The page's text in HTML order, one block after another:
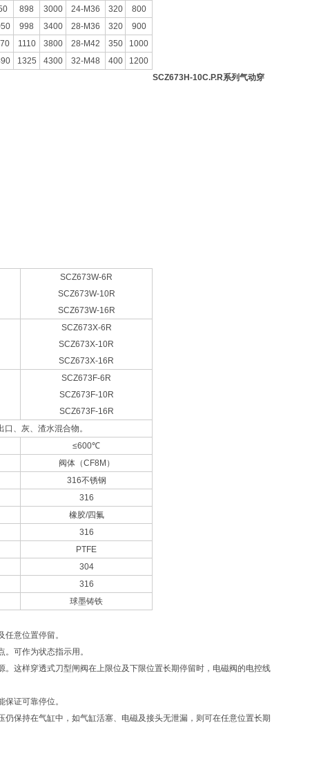
898 3000 24-M36 320
800
998 3400 28-M36 320
900
1110 3800 28-M42 350
1000
1325 4300 32-M48 400
1200
SCZ673H-10C.P.R系列气动穿
SCZ673W-6R
SCZ673W-10R
SCZ673W-16R
SCZ673X-6R
SCZ673X-10R
SCZ673X-16R
SCZ673F-6R
SCZ673F-10R
SCZ673F-16R
、灰、渣水混合物。
≤600℃
阀体（CF8M）
316不锈钢
316
橡胶/四氟
316
PTFE
304
316
球墨铸铁
意位置停留。
可作为状态指示用。
这样穿透式刀型闸阀在上限位及下限位置长期停留时，电磁阀的电控线
证可靠停位。
保持在气缸中，如气缸活塞、电磁及接头无泄漏，则可在任意位置长期